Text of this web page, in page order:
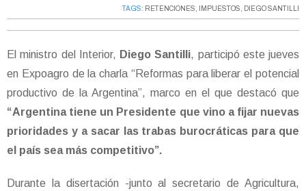
TAGS: RETENCIONES, IMPUESTOS, DIEGO SANTILLI
El ministro del Interior, Diego Santilli, participó este jueves
en Expoagro de la charla “Reformas para liberar el potencial
productivo de la Argentina”, marco en el que destacó que
“Argentina tiene un Presidente que vino a fijar nuevas
prioridades y a sacar las trabas burocráticas para que
el país sea más competitivo”.
Durante la disertación -junto al secretario de Agricultura,